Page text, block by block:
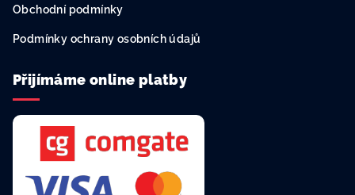
Obchodní podmínky
Podmínky ochrany osobních údajů
Přijímáme online platby